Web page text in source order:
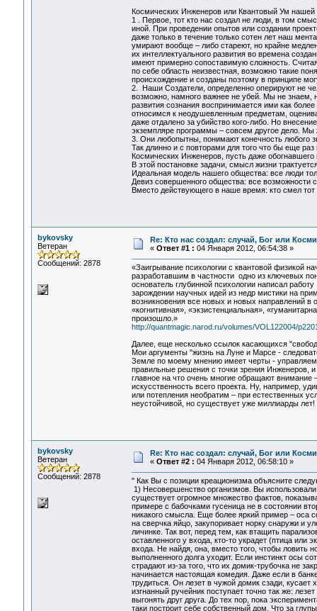
Космических Инженеров или Квантовый Ум
1 . Первое, тот кто нас создал не люди, в том
иной. При проведении опытов или создании
даже только в течение только сотен лет наш
умирают вообще – либо стареют, но крайне
их интеллектуального развития во времена
имеют примерно сопоставимую сложность.
по себе область неизвестная, возможно такие
происхождение и созданы поэтому в принципе
2. Наши Создатели, определенно оперируют не
возможно, намного важнее не убей. Мы не знаем,
развития сознания воспринимается ими как
относимся к неодушевленным предметам,
даже отдалено за убийство кого-либо. Но
экземпляре программы – совсем другое дело. Мы
3. Они любопытны, понимают конечность любого
Так длинно и с повторами для того что бы еще раз
Космических Инженеров, пусть даже
В этой постановке задачи, смысл жизни
Идеальная модель нашего общества: все люди
Девиз совершенного общества: все
Вместо действующего в наше время: кто смел тот
bykovsky
Ветеран
Сообщений: 2878
Re: Кто нас создал: случай, Бог или
« Ответ #1 : 04 Января 2012, 06:54:38 »
«Заигрывание психологии с квантовой физикой
разработавшим в частности одно из ключевых
основатель глубинной психологии написал
зарождении научных идей из недр мистики на
возникновения все новых и новых направлений в
«когнитивная», «экзистенциальная»,
произошло.»
http://quantmagic.narod.ru/volumes/VOL122004/
Далее, еще несколько ссылок касающихся
Мои аргументы "жизнь на Луне и Марсе -
Земле по моему мнению имеет черты -
правильные решения с точки зрения Инженеров,
главное на что очень многие обращают внимание
искусственность всего проекта. Ну, например,
или потепления необратим – при естественных
неустойчивой, но существует уже миллиарды лет!
bykovsky
Ветеран
Сообщений: 2878
Re: Кто нас создал: случай, Бог или
« Ответ #2 : 04 Января 2012, 06:58:10 »
" Как Вы с позиции креационизма объясните
1) Несовершенство организмов. Вы
существует огромное множество фактов,
примере с бабочками гусеница не в состоянии
никакого смысла. Еще более яркий пример – оса
на сверчка яйцо, закупоривает норку снаружи и
личинке. Так вот, перед тем, как втащить
оставленного у входа, кто-то украдет (птица
входа. Не найдя, она, вместо того, чтобы ловить
выполненного долга уходит. Если инстинкт осы
страдают из-за того, что их домик-трубочка не
начинается настоящая комедия. Даже если в
трудиться. Он лезет в чужой домик сзади,
изгнанный ручейник поступает точно так же:
выгонять друг друга. До тех пор, пока
таки построит себе собственный дом. Что за